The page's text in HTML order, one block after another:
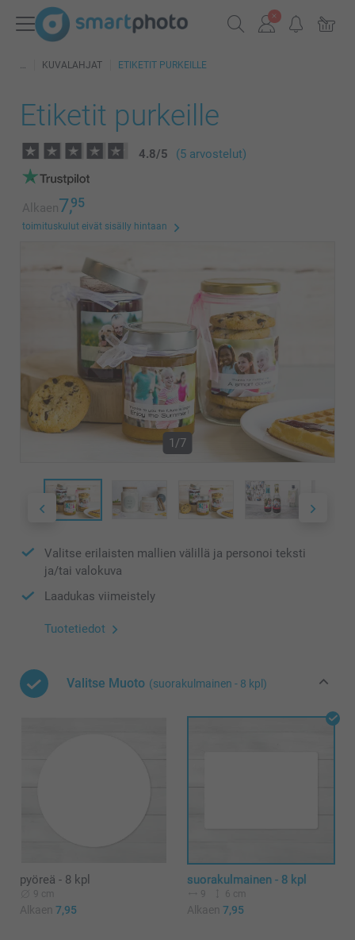
KUVALAHJAT ETIKETIT PURKEILLE
Etiketit purkeille
4.8/5 (5 arvostelut)
Alkaen7,95
toimituskulut eivät sisälly hintaan
1/7
Valitse erilaisten mallien välillä ja personoi teksti
ja/tai valokuva
Laadukas viimeistely
Tuotetiedot
Valitse Muoto (suorakulmainen - 8 kpl)
pyöreä - 8 kpl
9 cm
Alkaen 7,95
suorakulmainen - 8 kpl
9 6 cm
Alkaen 7,95